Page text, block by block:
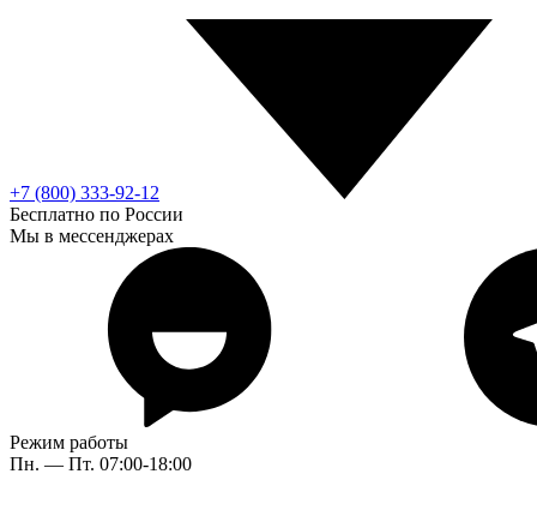
+7 (800) 333-92-12
Бесплатно по России
Мы в мессенджерах
Режим работы
Пн. — Пт. 07:00-18:00